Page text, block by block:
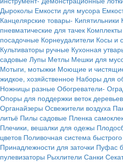
Дыроколы Емкости для мусора
Канцелярские товары- Кипятильники
пневматические для тачек
посадочные Корнеудалители Косы и
Культиваторы ручные Кухонная
садовые Лупы Метлы Мешки для
Мотыги, мотыжки Моющие и
жидкое, хозяйственное Наборы для
Ножницы разные Обогреватели-
Опоры для поддержки веток деревьев
Органайзеры Освежители воздуха
литьё Пилы садовые Пленка
Плечики, вешалки для одежы
цветов Поливочная система
Принадлежности для заточки Пуфас
пулевизаторы Рыхлители Санки